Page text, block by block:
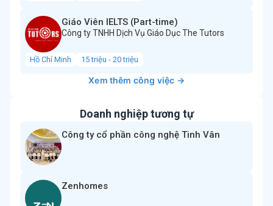
Giáo Viên IELTS (Part-time)
Công ty TNHH Dịch Vụ Giáo Dục The Tutors
Hồ Chí Minh 15 triệu - 20 triệu
Xem thêm công việc →
Doanh nghiệp tương tự
Công ty cổ phần công nghệ Tinh Vân
Zenhomes